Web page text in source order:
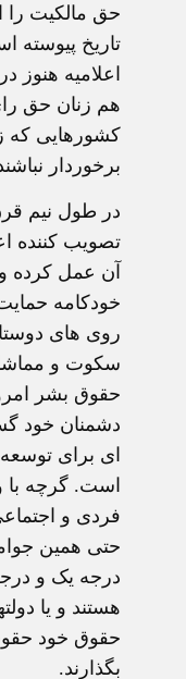
حق مالکيت را
تاريخ پيوسته
اعلاميه هنوز
هم زنان حق
کشورهايی که
برخوردار
در طول نيم
تصويب کننده
آن عمل کرده
خودکامه
روی های
سکوت و مماشات
حقوق بشر
دشمنان خود
ای برای
است. گرچه با
فردی و
حتی همين
درجه يک و
هستند و يا
حقوق خود
بگذارند.